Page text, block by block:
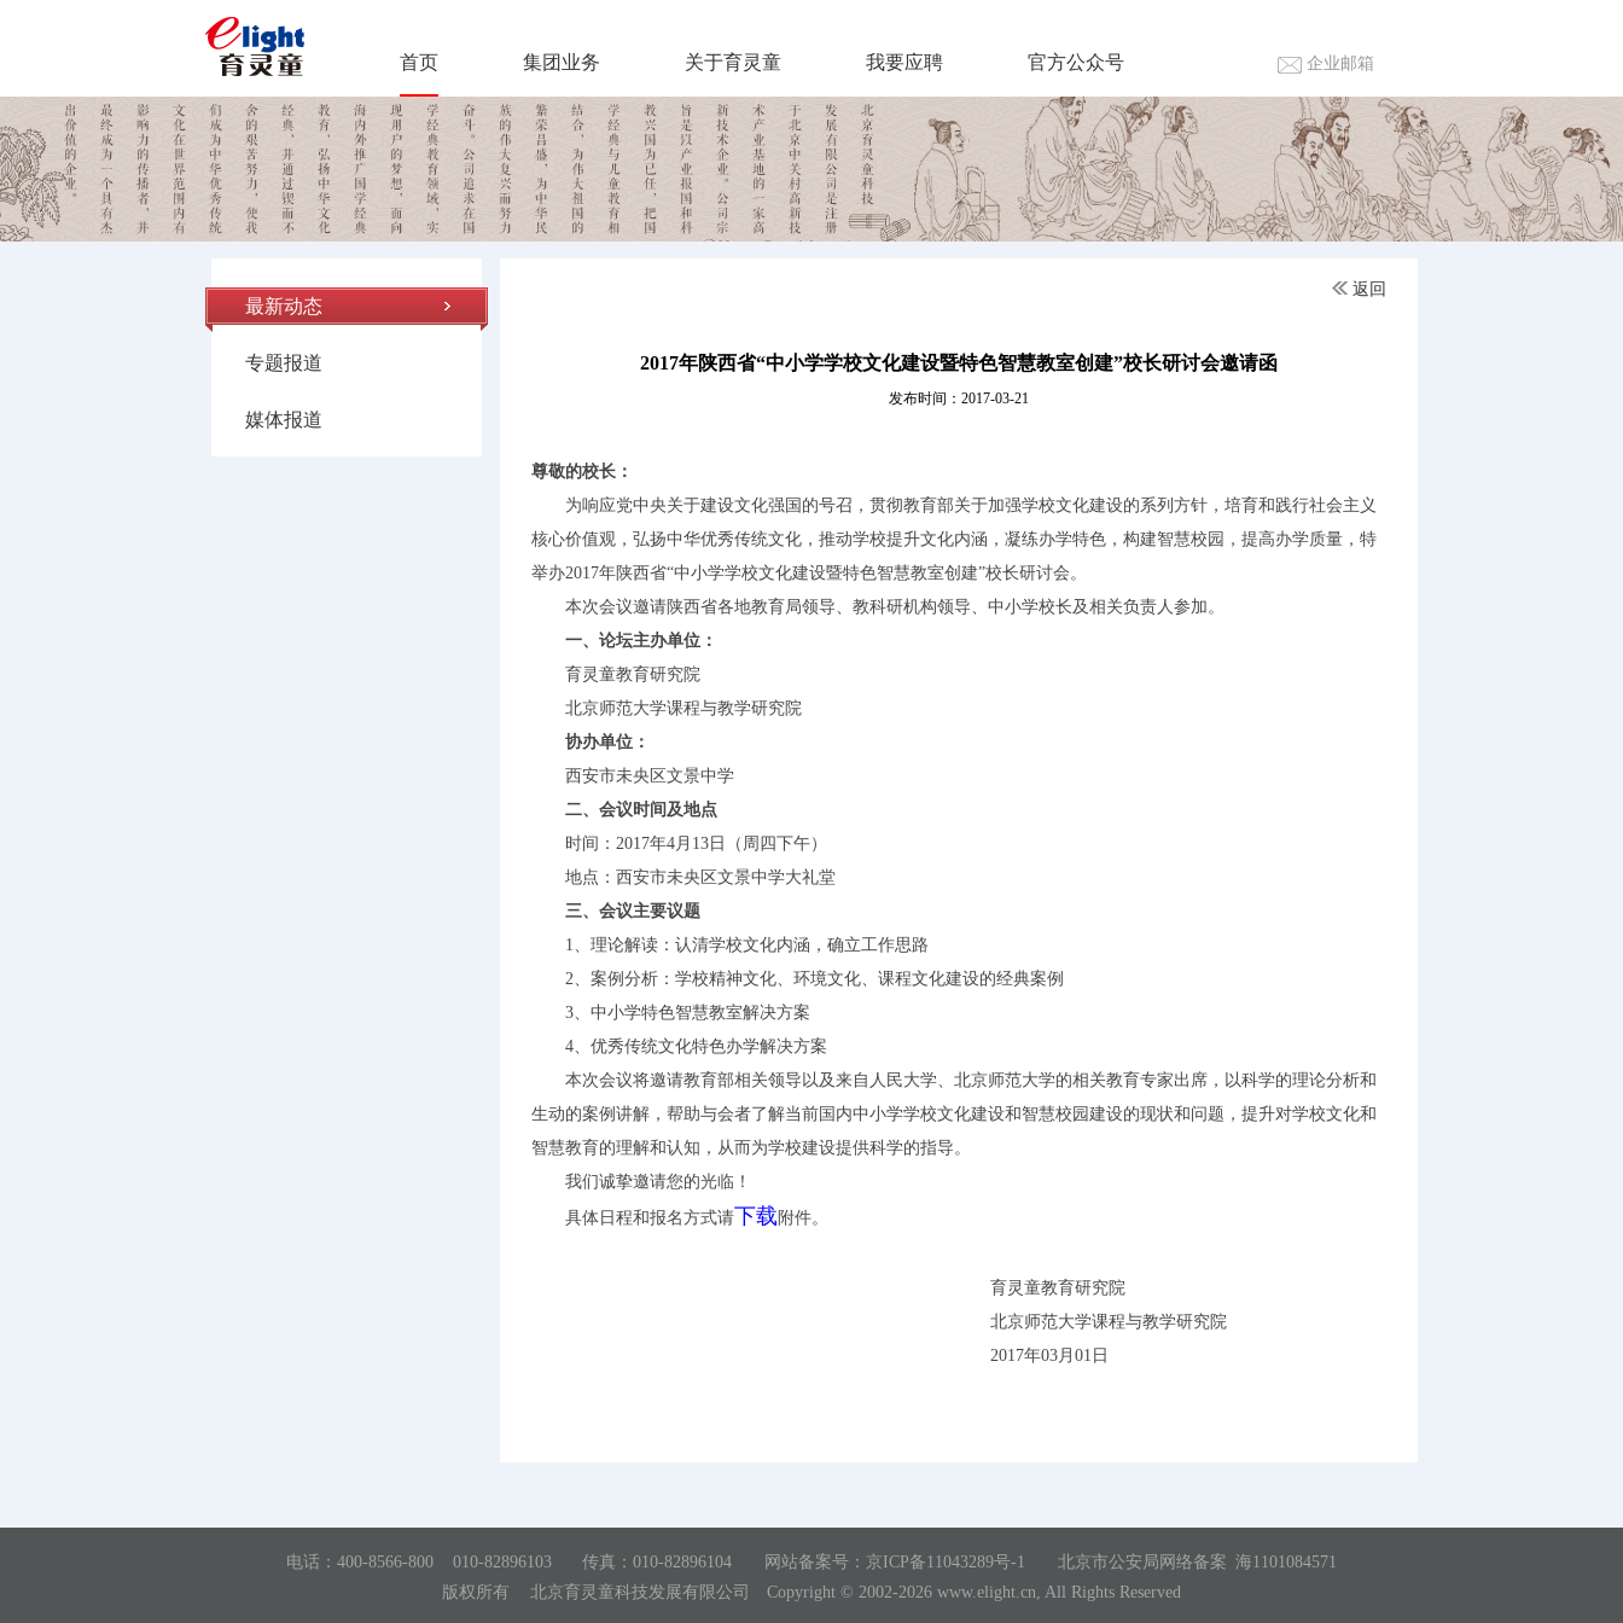
首页 集团业务 关于育灵童 我要应聘 官方公众号 企业邮箱
最新动态
专题报道
媒体报道
返回
2017年陕西省“中小学学校文化建设暨特色智慧教室创建”校长研讨会邀请函
发布时间：2017-03-21
尊敬的校长：
为响应党中央关于建设文化强国的号召，贯彻教育部关于加强学校文化建设的系列方针，培育和践行社会主义
核心价值观，弘扬中华优秀传统文化，推动学校提升文化内涵，凝练办学特色，构建智慧校园，提高办学质量，特
举办2017年陕西省“中小学学校文化建设暨特色智慧教室创建”校长研讨会。
本次会议邀请陕西省各地教育局领导、教科研机构领导、中小学校长及相关负责人参加。
一、论坛主办单位：
育灵童教育研究院
北京师范大学课程与教学研究院
协办单位：
西安市未央区文景中学
二、会议时间及地点
时间：2017年4月13日（周四下午）
地点：西安市未央区文景中学大礼堂
三、会议主要议题
1、理论解读：认清学校文化内涵，确立工作思路
2、案例分析：学校精神文化、环境文化、课程文化建设的经典案例
3、中小学特色智慧教室解决方案
4、优秀传统文化特色办学解决方案
本次会议将邀请教育部相关领导以及来自人民大学、北京师范大学的相关教育专家出席，以科学的理论分析和
生动的案例讲解，帮助与会者了解当前国内中小学学校文化建设和智慧校园建设的现状和问题，提升对学校文化和
智慧教育的理解和认知，从而为学校建设提供科学的指导。
我们诚挚邀请您的光临！
具体日程和报名方式请下载 附件。
育灵童教育研究院
北京师范大学课程与教学研究院
2017年03月01日
电话： 400-8566-800 010-82896103 传真：010-82896104 网站备案号：京ICP备11043289号-1 北京市公安局网络备案 海1101084571
版权所有
北京育灵童科技发展有限公司 Copyright © 2002-2026 www.elight.cn, All Rights Reserved